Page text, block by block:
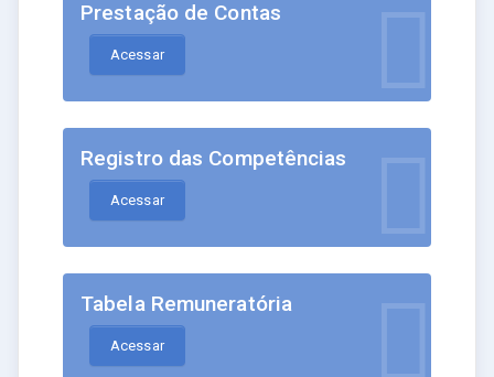
Prestação de Contas
Acessar
Registro das Competências
Acessar
Tabela Remuneratória
Acessar